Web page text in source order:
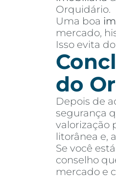
Orquidário.
Uma boa
mercado,
Isso evita
do
Depois de
segurança
valorização
litorânea e,
Se você
conselho
mercado e